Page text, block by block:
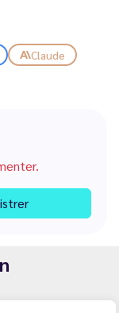
Claude